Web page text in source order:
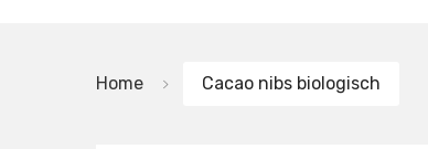
Home Cacao nibs biologisch